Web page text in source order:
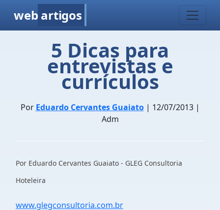
web artigos
5 Dicas para
entrevistas e
currículos
Por Eduardo Cervantes Guaiato| 12/07/2013 |
Adm
Por Eduardo Cervantes Guaiato - GLEG Consultoria
Hoteleira
www.glegconsultoria.com.br